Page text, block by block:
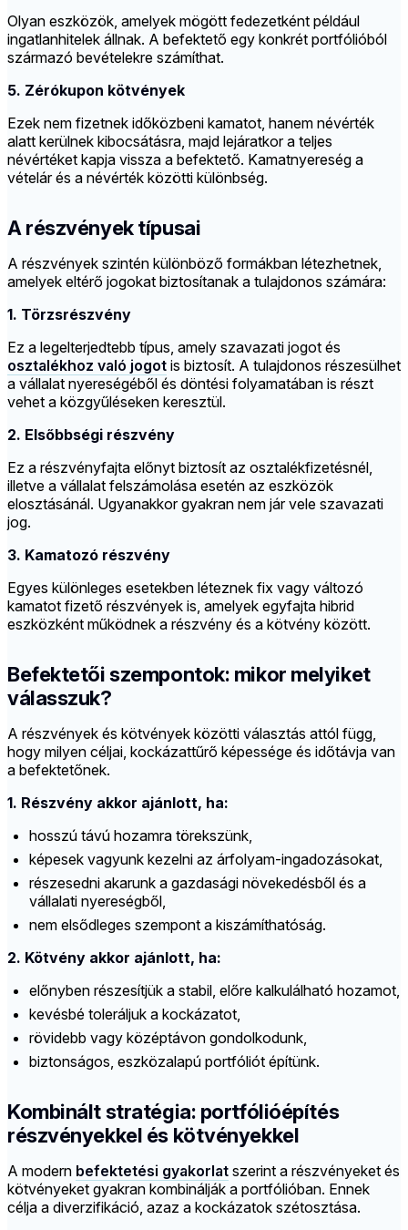
Olyan eszközök, amelyek mögött fedezetként például
ingatlanhitelek állnak. A befektető egy konkrét portfólióból
származó bevételekre számíthat.
5. Zérókupon kötvények
Ezek nem fizetnek időközbeni kamatot, hanem névérték
alatt kerülnek kibocsátásra, majd lejáratkor a teljes
névértéket kapja vissza a befektető. Kamatnyereség a
vételár és a névérték közötti különbség.
A részvények típusai
A részvények szintén különböző formákban létezhetnek,
amelyek eltérő jogokat biztosítanak a tulajdonos számára:
1. Törzsrészvény
Ez a legelterjedtebb típus, amely szavazati jogot és
osztalékhoz való jogot is biztosít. A tulajdonos részesülhet
a vállalat nyereségéből és döntési folyamatában is részt
vehet a közgyűléseken keresztül.
2. Elsőbbségi részvény
Ez a részvényfajta előnyt biztosít az osztalékfizetésnél,
illetve a vállalat felszámolása esetén az eszközök
elosztásánál. Ugyanakkor gyakran nem jár vele szavazati
jog.
3. Kamatozó részvény
Egyes különleges esetekben léteznek fix vagy változó
kamatot fizető részvények is, amelyek egyfajta hibrid
eszközként működnek a részvény és a kötvény között.
Befektetői szempontok: mikor melyiket
válasszuk?
A részvények és kötvények közötti választás attól függ,
hogy milyen céljai, kockázattűrő képessége és időtávja van
a befektetőnek.
1. Részvény akkor ajánlott, ha:
hosszú távú hozamra törekszünk,
képesek vagyunk kezelni az árfolyam-ingadozásokat,
részesedni akarunk a gazdasági növekedésből és a
vállalati nyereségből,
nem elsődleges szempont a kiszámíthatóság.
2. Kötvény akkor ajánlott, ha:
előnyben részesítjük a stabil, előre kalkulálható hozamot,
kevésbé toleráljuk a kockázatot,
rövidebb vagy középtávon gondolkodunk,
biztonságos, eszközalapú portfóliót építünk.
Kombinált stratégia: portfólióépítés
részvényekkel és kötvényekkel
A modern befektetési gyakorlat szerint a részvényeket és
kötvényeket gyakran kombinálják a portfólióban. Ennek
célja a diverzifikáció, azaz a kockázatok szétosztása.